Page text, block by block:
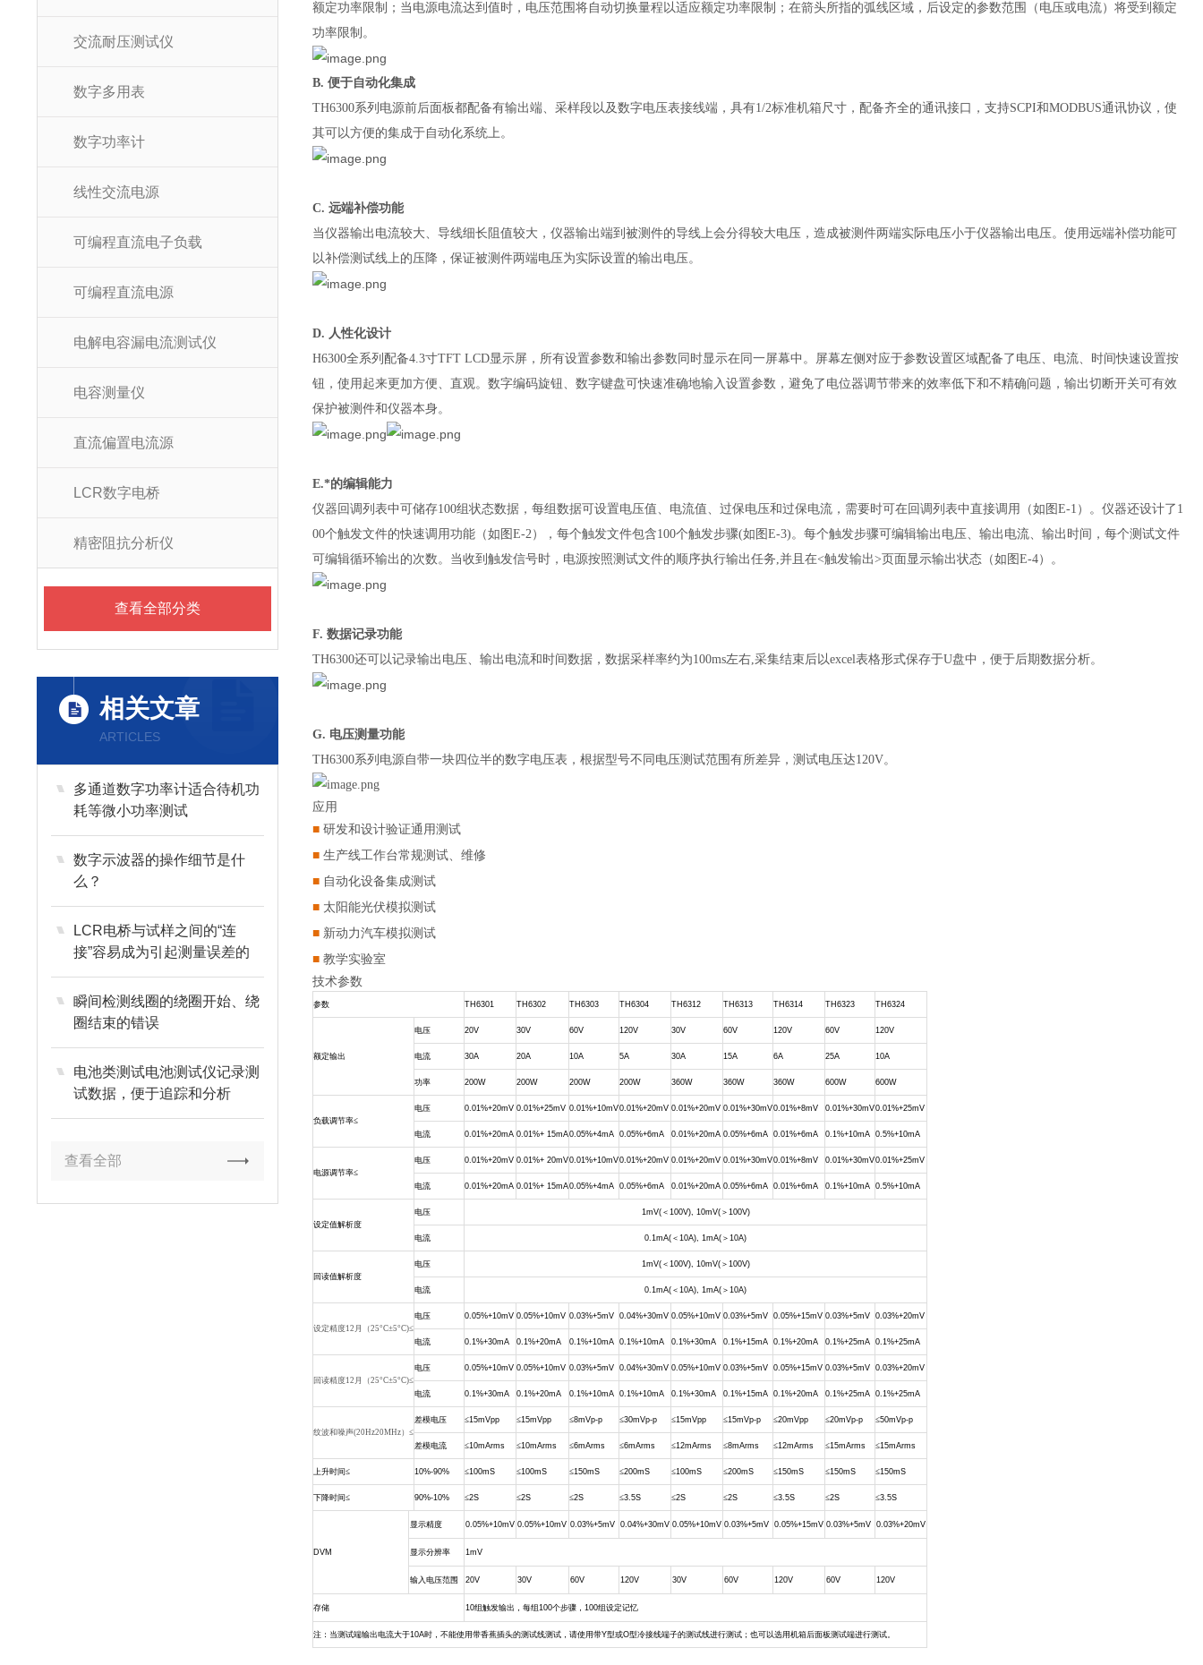
交流耐压测试仪
数字多用表
数字功率计
线性交流电源
可编程直流电子负载
可编程直流电源
电解电容漏电流测试仪
电容测量仪
直流偏置电流源
LCR数字电桥
精密阻抗分析仪
查看全部分类
相关文章
ARTICLES
多通道数字功率计适合待机功
耗等微小功率测试
数字示波器的操作细节是什
么？
LCR电桥与试样之间的“连
接”容易成为引起测量误差的
原因
瞬间检测线圈的绕圈开始、绕
圈结束的错误
电池类测试电池测试仪记录测
试数据，便于追踪和分析
查看全部
额定功率限制；当电源电流达到值时，电压范围将自动切换量程以适应额定功率限制；在箭头所指的弧线区域，后设定的参数范围（电压或电流）将受到额定
功率限制。
B. 便于自动化集成
TH6300系列电源前后面板都配备有输出端、采样段以及数字电压表接线端，具有1/2标准机箱尺寸，配备齐全的通讯接口，支持SCPI和MODBUS通讯协议，使
其可以方便的集成于自动化系统上。
C. 远端补偿功能
当仪器输出电流较大、导线细长阻值较大，仪器输出端到被测件的导线上会分得较大电压，造成被测件两端实际电压小于仪器输出电压。使用远端补偿功能可
以补偿测试线上的压降，保证被测件两端电压为实际设置的输出电压。
D. 人性化设计
H6300全系列配备4.3寸TFT LCD显示屏，所有设置参数和输出参数同时显示在同一屏幕中。屏幕左侧对应于参数设置区域配备了电压、电流、时间快速设置按
钮，使用起来更加方便、直观。数字编码旋钮、数字键盘可快速准确地输入设置参数，避免了电位器调节带来的效率低下和不精确问题，输出切断开关可有效
保护被测件和仪器本身。
E.*的编辑能力
仪器回调列表中可储存100组状态数据，每组数据可设置电压值、电流值、过保电压和过保电流，需要时可在回调列表中直接调用（如图E-1）。仪器还设计了1
00个触发文件的快速调用功能（如图E-2），每个触发文件包含100个触发步骤(如图E-3)。每个触发步骤可编辑输出电压、输出电流、输出时间，每个测试文件
可编辑循环输出的次数。当收到触发信号时，电源按照测试文件的顺序执行输出任务,并且在<触发输出>页面显示输出状态（如图E-4）。
F. 数据记录功能
TH6300还可以记录输出电压、输出电流和时间数据，数据采样率约为100ms左右,采集结束后以excel表格形式保存于U盘中，便于后期数据分析。
G. 电压测量功能
TH6300系列电源自带一块四位半的数字电压表，根据型号不同电压测试范围有所差异，测试电压达120V。
应用
■ 研发和设计验证通用测试
■ 生产线工作台常规测试、维修
■ 自动化设备集成测试
■ 太阳能光伏模拟测试
■ 新动力汽车模拟测试
■ 教学实验室
技术参数
参数 TH6301 TH6302 TH6303 TH6304 TH6312 TH6313 TH6314 TH6323 TH6324
额定输出
电压 20V 30V 60V 120V 30V 60V 120V 60V 120V
电流 30A 20A 10A 5A 30A 15A 6A 25A 10A
功率 200W 200W 200W 200W 360W 360W 360W 600W 600W
负载调节率≤
电压 0.01%+20mV 0.01%+25mV 0.01%+10mV0.01%+20mV 0.01%+20mV 0.01%+30mV0.01%+8mV 0.01%+30mV0.01%+25mV
电流 0.01%+20mA 0.01%+ 15mA0.05%+4mA 0.05%+6mA 0.01%+20mA 0.05%+6mA 0.01%+6mA 0.1%+10mA 0.5%+10mA
电源调节率≤
电压 0.01%+20mV 0.01%+ 20mV0.01%+10mV0.01%+20mV 0.01%+20mV 0.01%+30mV0.01%+8mV 0.01%+30mV0.01%+25mV
电流 0.01%+20mA 0.01%+ 15mA0.05%+4mA 0.05%+6mA 0.01%+20mA 0.05%+6mA 0.01%+6mA 0.1%+10mA 0.5%+10mA
设定值解析度
电压 1mV(＜ 100V), 10mV(＞ 100V)
电流 0.1mA( ＜10A), 1mA( ＞10A)
回读值解析度
电压 1mV(＜ 100V), 10mV(＞ 100V)
电流 0.1mA( ＜10A), 1mA( ＞10A)
设定精度12月（25°C±5°C)≤
电压 0.05%+10mV 0.05%+10mV 0.03%+5mV 0.04%+30mV 0.05%+10mV 0.03%+5mV 0.05%+15mV 0.03%+5mV 0.03%+20mV
电流 0.1%+30mA 0.1%+20mA 0.1%+10mA 0.1%+10mA 0.1%+30mA 0.1%+15mA 0.1%+20mA 0.1%+25mA 0.1%+25mA
回读精度12月（25°C±5°C)≤
电压 0.05%+10mV 0.05%+10mV 0.03%+5mV 0.04%+30mV 0.05%+10mV 0.03%+5mV 0.05%+15mV 0.03%+5mV 0.03%+20mV
电流 0.1%+30mA 0.1%+20mA 0.1%+10mA 0.1%+10mA 0.1%+30mA 0.1%+15mA 0.1%+20mA 0.1%+25mA 0.1%+25mA
纹波和噪声(20Hz20MHz）≤
差模电压 ≤15mVpp ≤15mVpp ≤8mVp-p ≤30mVp-p ≤15mVpp ≤15mVp-p ≤20mVpp ≤20mVp-p ≤50mVp-p
差模电流 ≤10mArms ≤10mArms ≤6mArms ≤6mArms ≤12mArms ≤8mArms ≤12mArms ≤15mArms ≤15mArms
上升时间≤ 10%-90% ≤100mS ≤100mS ≤150mS ≤200mS ≤100mS ≤200mS ≤150mS ≤150mS ≤150mS
下降时间≤ 90%-10% ≤2S ≤2S ≤2S ≤3.5S ≤2S ≤2S ≤3.5S ≤2S ≤3.5S
DVM
显示精度 0.05%+10mV 0.05%+10mV 0.03%+5mV 0.04%+30mV 0.05%+10mV 0.03%+5mV 0.05%+15mV 0.03%+5mV 0.03%+20mV
显示分辨率 1mV
输入电压范围 20V 30V 60V 120V 30V 60V 120V 60V 120V
存储 10组触发输出，每组100个步骤，100组设定记忆
注：当测试端输出电流大于10A时，不能使用带香蕉插头的测试线测试，请使用带Y型或O型冷接线端子的测试线进行测试；也可以选用机箱后面板测试端进行测试。